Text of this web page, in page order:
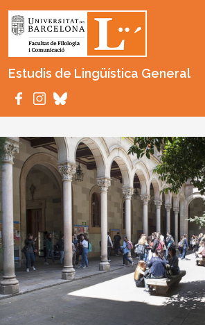
Estudis de Lingüística General